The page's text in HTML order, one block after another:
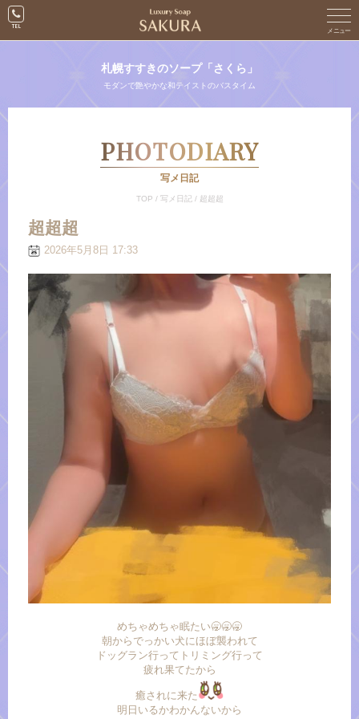
札幌すすきのソープ「さくら」
モダンで艶やかな和テイストのバスタイム
PHOTODIARY
写メ日記
TOP / 写メ日記 / 超超超
超超超
2026年5月8日 17:33
めちゃめちゃ眠たい🥱🥱🥱
朝からでっかい犬にほぼ襲われて
ドッグラン行ってトリミング行って
疲れ果てたから
癒されに来た
明日いるかわかんないから